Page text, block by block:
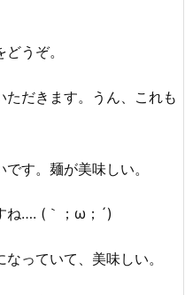
うぞ。
だきます。うん、これも
す。麺が美味しい。
ね…. (｀；ω；´)
っていて、美味しい。